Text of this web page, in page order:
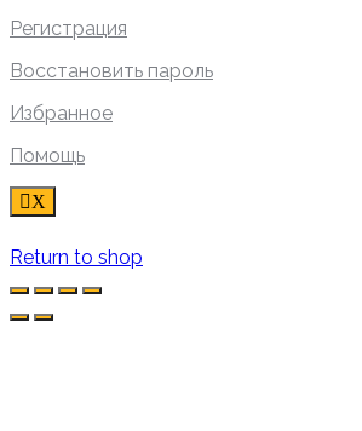
Регистрация
Восстановить пароль
Избранное
Помощь
X
Return to shop